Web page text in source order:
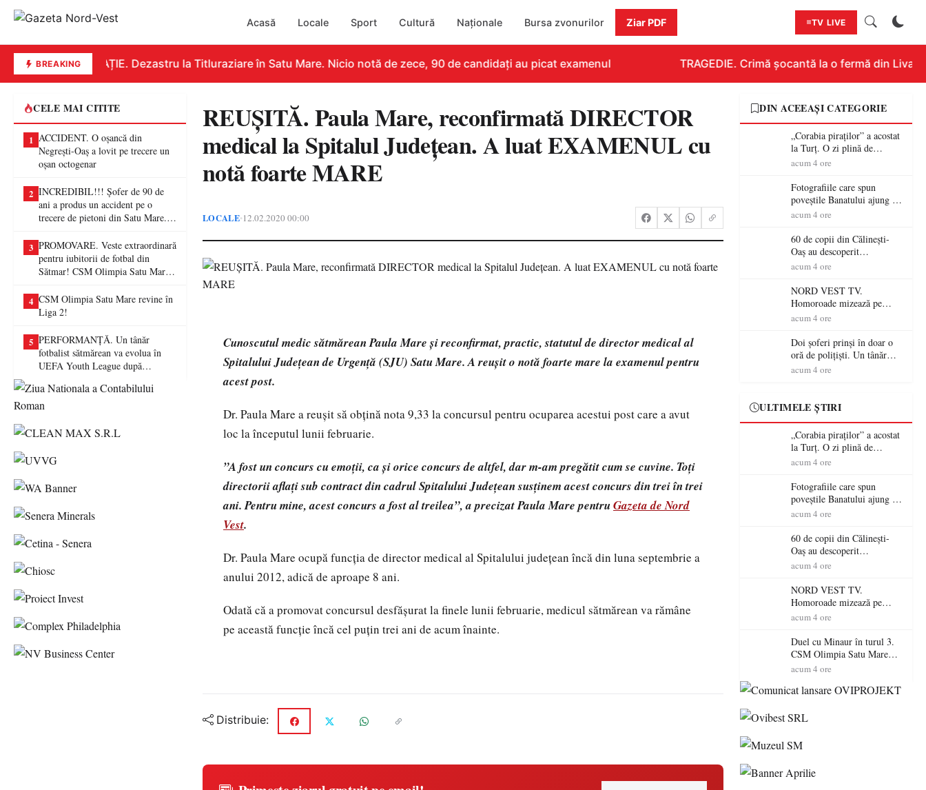
Acasă Locale Sport Cultură Naționale Bursa zvonurilor Ziar PDF TV LIVE
BREAKINGEDUCAȚIE. Dezastru la Titluraziare în Satu Mare. Nicio notă de zece, 90 de candidați au picat examenul TRAGEDIE. Crimă șocantă la o fermă din
CELE MAI CITITE
1 ACCIDENT. O oșancă din
Negrești-Oaș a lovit pe trecere un
oșan octogenar
2 INCREDIBIL!!! Șofer de 90 de
ani a produs un accident pe o
trecere de pietoni din Satu Mare. O
3 PROMOVARE. Veste extraordinară
pentru iubitorii de fotbal din
Sătmar! CSM Olimpia Satu Mare
4 CSM Olimpia Satu Mare revine în
Liga 2!
5 PERFORMANȚĂ. Un tânăr
fotbalist sătmărean va evolua în
UEFA Youth League după
REUȘITĂ. Paula Mare, reconfirmată DIRECTOR
medical la Spitalul Județean. A luat EXAMENUL cu
notă foarte MARE
LOCALE•12.02.2020 00:00
Cunoscutul medic sătmărean Paula Mare și reconfirmat, practic, statutul de director medical al
Spitalului Județean de Urgență (SJU) Satu Mare. A reușit o notă foarte mare la examenul pentru
acest post.
Dr. Paula Mare a reușit să obțină nota 9,33 la concursul pentru ocuparea acestui post care a avut
loc la începutul lunii februarie.
”A fost un concurs cu emoții, ca și orice concurs de altfel, dar m-am pregătit cum se cuvine. Toți
directorii aflați sub contract din cadrul Spitalului Județean susținem acest concurs din trei în trei
ani. Pentru mine, acest concurs a fost al treilea”, a precizat Paula Mare pentruGazeta de Nord
Vest.
Dr. Paula Mare ocupă funcția de director medical al Spitalului județean încă din luna septembrie a
anului 2012, adică de aproape 8 ani.
Odată că a promovat concursul desfășurat la finele lunii februarie, medicul sătmărean va rămâne
pe această funcție încă cel puțin trei ani de acum înainte.
Distribuie:
DIN ACEEAȘI CATEGORIE
„Corabia piraților” a acostat
la Turț. O zi plină de
aventură și lecții despre
tabăra de vară
acum 4 ore
Fotografiile care spun
poveștile Banatului ajung la
Muzeul de Artă Satu Mare
acum 4 ore
60 de copii din Călinești-
Oaș au descoperit
patrimoniul local la Casa
acum 4 ore
NORD VEST TV.
Homoroade mizează pe
tradiție, turism și investiții.
„Oțeloaia rămâne un brand
al Codrului”
acum 4 ore
Doi șoferi prinși în doar o
oră de polițiști. Un tânăr
conducea băut, iar un
acum 4 ore
ULTIMELE ȘTIRI
„Corabia piraților” a acostat
la Turț. O zi plină de
aventură și lecții despre
tabăra de vară
acum 4 ore
Fotografiile care spun
poveștile Banatului ajung la
Muzeul de Artă Satu Mare
acum 4 ore
60 de copii din Călinești-
Oaș au descoperit
patrimoniul local la Casa
acum 4 ore
NORD VEST TV.
Homoroade mizează pe
tradiție, turism și investiții.
„Oțeloaia rămâne un brand
al Codrului”
acum 4 ore
Duel cu Minaur în turul 3.
CSM Olimpia Satu Mare
începe aventura în Cupa
acum 4 ore